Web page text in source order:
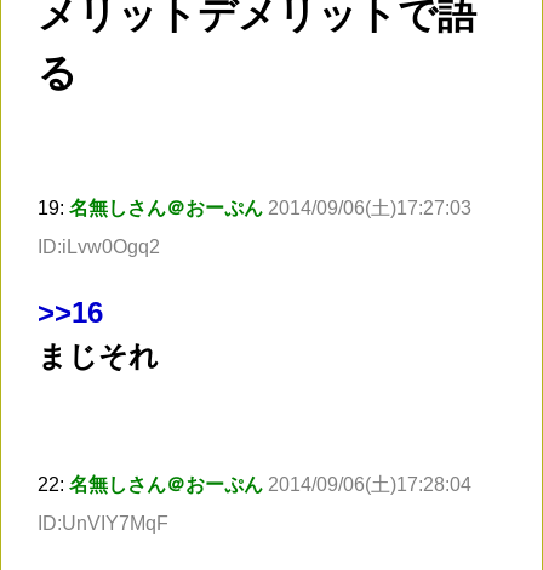
メリットデメリットで語
る
19: 名無しさん＠おーぷん 2014/09/06(土)17:27:03
ID:iLvw0Ogq2
>>16
まじそれ
22: 名無しさん＠おーぷん 2014/09/06(土)17:28:04
ID:UnVIY7MqF